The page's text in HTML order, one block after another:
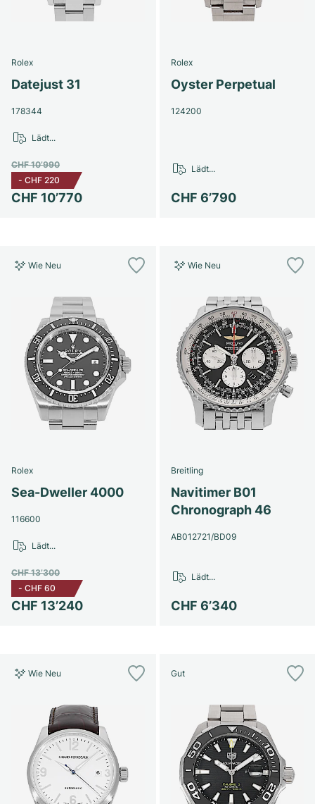
Rolex
Datejust 31
178344
CHF 10’770
CHF 10’990
- CHF 220
Lädt...
Rolex
Oyster Perpetual
124200
CHF 6’790
Lädt...
Wie Neu
Rolex
Sea-Dweller 4000
116600
CHF 13’240
CHF 13’300
- CHF 60
Lädt...
Wie Neu
Breitling
Navitimer B01
Chronograph 46
AB012721/BD09
CHF 6’340
Lädt...
Wie Neu Gut